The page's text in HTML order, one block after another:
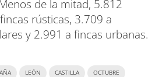
de la mitad, 5.812
rústicas, 3.709 a
y 2.991 a fincas urbanas.
LEÓN CASTILLA OCTUBRE